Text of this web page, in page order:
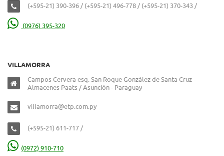
(+595-21) 390-396 / (+595-21) 496-778 / (+595-21) 370-343 /
(0976) 395-320
VILLAMORRA
Campos Cervera esq. San Roque González de Santa Cruz –
Almacenes Paats / Asunción - Paraguay
villamorra@etp.com.py
(+595-21) 611-717 /
(0972) 910-710